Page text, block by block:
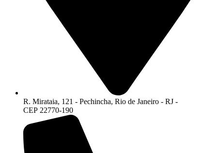
R. Mirataia, 121 - Pechincha, Rio de Janeiro - RJ -
CEP 22770-190